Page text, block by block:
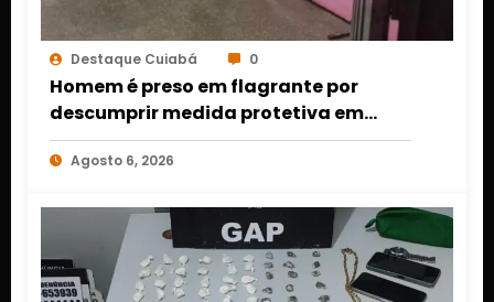
Destaque Cuiabá 0
Homem é preso em flagrante por
descumprir medida protetiva em
Cuiabá após acionamento de botão
do pânico
Agosto 6, 2026